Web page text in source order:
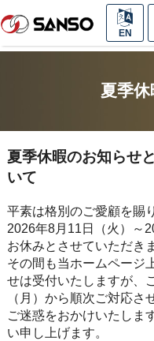
EN
夏季
夏季休暇のお知らせ
いて
平素は格別のご愛顧を賜
2026年8月11日（火）～
お休みとさせていただき
その間も当ホームページ
せは受付いたしますが、
（月）から順次ご対応さ
ご迷惑をおかけいたしま
い申し上げます。